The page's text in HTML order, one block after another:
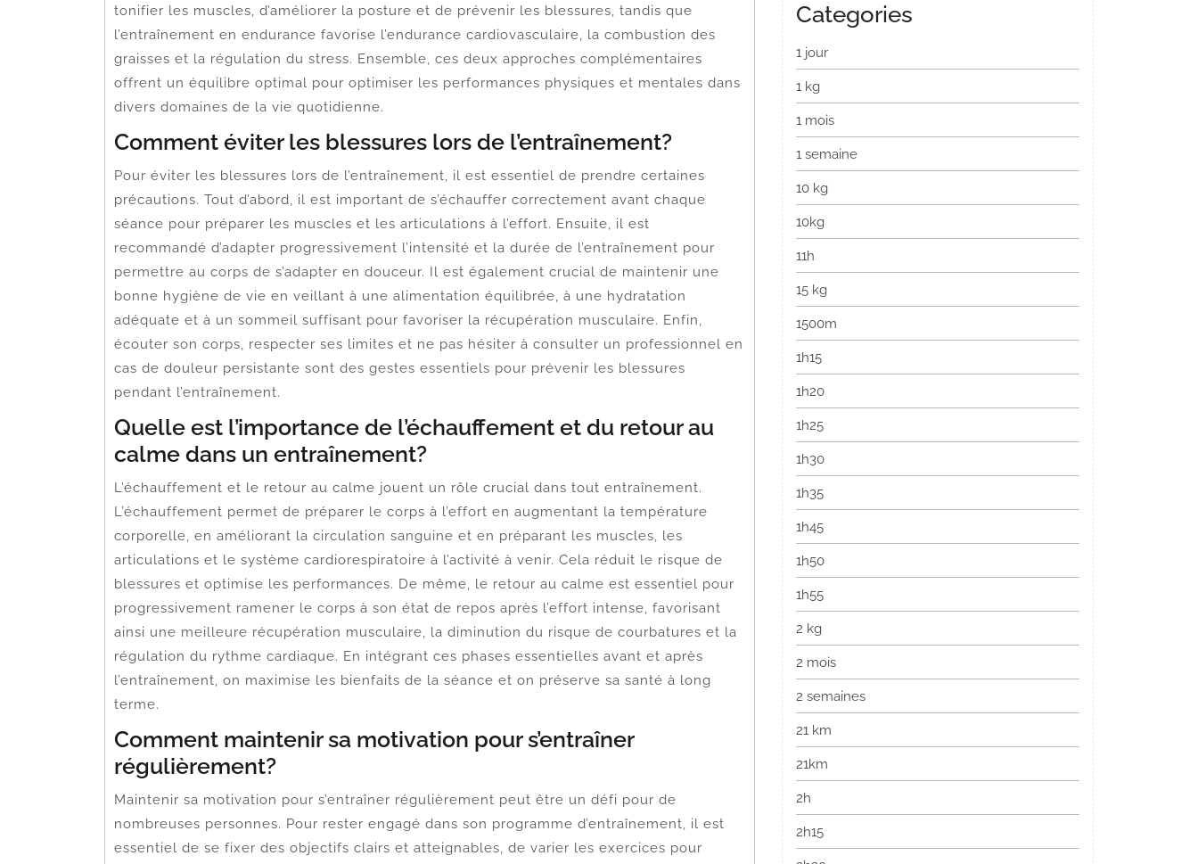
tonifier les muscles, d’améliorer la posture et de prévenir les blessures, tandis que
l’entraînement en endurance favorise l’endurance cardiovasculaire, la combustion des
graisses et la régulation du stress. Ensemble, ces deux approches complémentaires
offrent un équilibre optimal pour optimiser les performances physiques et mentales dans
divers domaines de la vie quotidienne.
Comment éviter les blessures lors de l’entraînement?
Pour éviter les blessures lors de l’entraînement, il est essentiel de prendre certaines
précautions. Tout d’abord, il est important de s’échauffer correctement avant chaque
séance pour préparer les muscles et les articulations à l’effort. Ensuite, il est
recommandé d’adapter progressivement l’intensité et la durée de l’entraînement pour
permettre au corps de s’adapter en douceur. Il est également crucial de maintenir une
bonne hygiène de vie en veillant à une alimentation équilibrée, à une hydratation
adéquate et à un sommeil suffisant pour favoriser la récupération musculaire. Enfin,
écouter son corps, respecter ses limites et ne pas hésiter à consulter un professionnel en
cas de douleur persistante sont des gestes essentiels pour prévenir les blessures
pendant l’entraînement.
Quelle est l’importance de l’échauffement et du retour au
calme dans un entraînement?
L’échauffement et le retour au calme jouent un rôle crucial dans tout entraînement.
L’échauffement permet de préparer le corps à l’effort en augmentant la température
corporelle, en améliorant la circulation sanguine et en préparant les muscles, les
articulations et le système cardiorespiratoire à l’activité à venir. Cela réduit le risque de
blessures et optimise les performances. De même, le retour au calme est essentiel pour
progressivement ramener le corps à son état de repos après l’effort intense, favorisant
ainsi une meilleure récupération musculaire, la diminution du risque de courbatures et la
régulation du rythme cardiaque. En intégrant ces phases essentielles avant et après
l’entraînement, on maximise les bienfaits de la séance et on préserve sa santé à long
terme.
Comment maintenir sa motivation pour s’entraîner
régulièrement?
Maintenir sa motivation pour s’entraîner régulièrement peut être un défi pour de
nombreuses personnes. Pour rester engagé dans son programme d’entraînement, il est
essentiel de se fixer des objectifs clairs et atteignables, de varier les exercices pour
Categories
1 jour
1 kg
1 mois
1 semaine
10 kg
10kg
11h
15 kg
1500m
1h15
1h20
1h25
1h30
1h35
1h45
1h50
1h55
2 kg
2 mois
2 semaines
21 km
21km
2h
2h15